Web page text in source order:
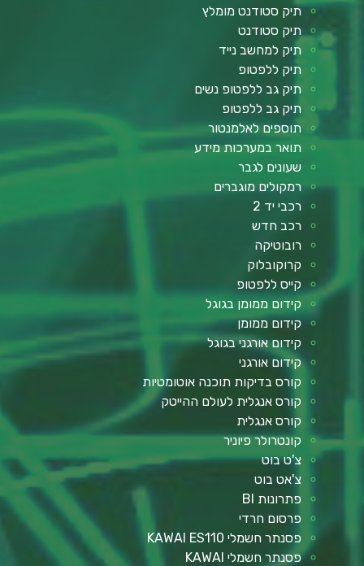
תיק סטודנט מומלץ
תיק סטודנט
תיק למחשב נייד
תיק ללפטופ
תיק גב ללפטופ נשים
תיק גב ללפטופ
תוספים לאלמנטור
תואר במערכות מידע
שעונים לגבר
רמקולים מוגברים
רכבי יד 2
רכב חדש
רובוטיקה
קרוקובלוק
קייס ללפטופ
קידום ממומן בגוגל
קידום ממומן
קידום אורגני בגוגל
קידום אורגני
קורס בדיקות תוכנה אוטומטיות
קורס אנגלית לעולם ההייטק
קורס אנגלית
קונטרולר פיוניר
צ'ט בוט
צ'אט בוט
פתרונות BI
פרסום חרדי
פסנתר חשמלי KAWAI ES110
פסנתר חשמלי KAWAI